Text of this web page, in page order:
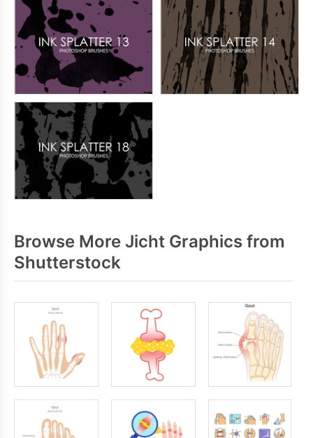
Browse More Jicht Graphics from
Shutterstock